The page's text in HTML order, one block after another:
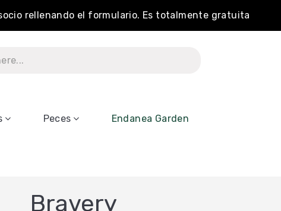
rellenando el formulario. Es totalmente gratuita
Peces Endanea Garden
Bravery